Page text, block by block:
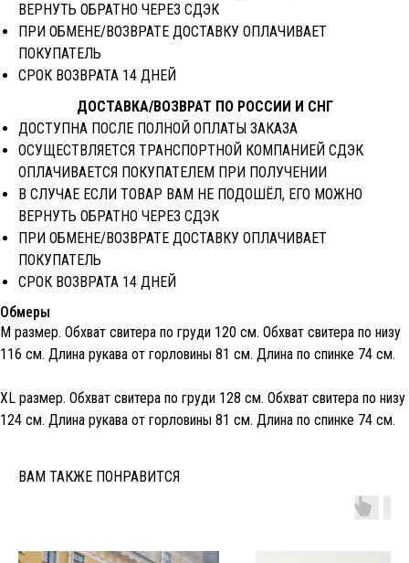
ВЕРНУТЬ ОБРАТНО ЧЕРЕЗ СДЭК
ПРИ ОБМЕНЕ/ВОЗВРАТЕ ДОСТАВКУ ОПЛАЧИВАЕТ
ПОКУПАТЕЛЬ
СРОК ВОЗВРАТА 14 ДНЕЙ
ДОСТАВКА/ВОЗВРАТ ПО РОССИИ И СНГ
ДОСТУПНА ПОСЛЕ ПОЛНОЙ ОПЛАТЫ ЗАКАЗА
ОСУЩЕСТВЛЯЕТСЯ ТРАНСПОРТНОЙ КОМПАНИЕЙ СДЭК
ОПЛАЧИВАЕТСЯ ПОКУПАТЕЛЕМ ПРИ ПОЛУЧЕНИИ
В СЛУЧАЕ ЕСЛИ ТОВАР ВАМ НЕ ПОДОШЁЛ, ЕГО МОЖНО
ВЕРНУТЬ ОБРАТНО ЧЕРЕЗ CДЭК
ПРИ ОБМЕНЕ/ВОЗВРАТЕ ДОСТАВКУ ОПЛАЧИВАЕТ
ПОКУПАТЕЛЬ
СРОК ВОЗВРАТА 14 ДНЕЙ
Обмеры
М размер. Обхват свитера по груди 120 см. Обхват свитера по низу
116 см. Длина рукава от горловины 81 см. Длина по спинке 74 см.
XL размер. Обхват свитера по груди 128 см. Обхват свитера по низу
124 см. Длина рукава от горловины 81 см. Длина по спинке 74 см.
ВАМ ТАКЖЕ ПОНРАВИТСЯ